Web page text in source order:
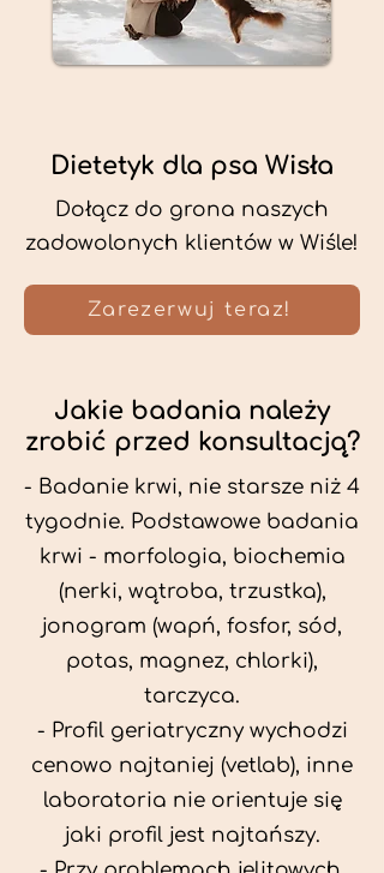
Dietetyk dla psa Wisła
Dołącz do grona naszych
zadowolonych klientów w Wiśle!
Zarezerwuj teraz!
Jakie badania należy
zrobić przed konsultacją?
- Badanie krwi, nie starsze niż 4
tygodnie. Podstawowe badania
krwi - morfologia, biochemia
(nerki, wątroba, trzustka),
jonogram (wapń, fosfor, sód,
potas, magnez, chlorki),
tarczyca.
- Profil geriatryczny wychodzi
cenowo najtaniej (vetlab), inne
laboratoria nie orientuje się
jaki profil jest najtańszy.